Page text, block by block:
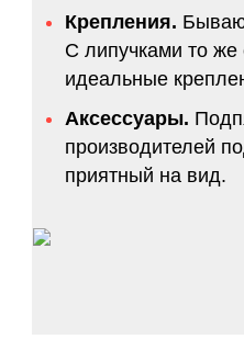
Крепления.
С липучками то
идеальные
Аксессуары.
производителей
приятный на вид.